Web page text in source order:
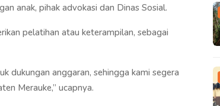
anak, pihak advokasi dan Dinas Sosial.
pelatihan atau keterampilan, sebagai
dukungan anggaran, sehingga kami segera
Merauke,” ucapnya.